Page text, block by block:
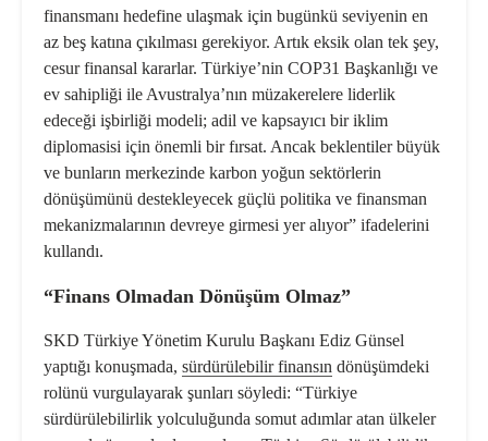
finansmanı hedefine ulaşmak için bugünkü seviyenin en
az beş katına çıkılması gerekiyor. Artık eksik olan tek şey,
cesur finansal kararlar. Türkiye’nin COP31 Başkanlığı ve
ev sahipliği ile Avustralya’nın müzakerelere liderlik
edeceği işbirliği modeli; adil ve kapsayıcı bir iklim
diplomasisi için önemli bir fırsat. Ancak beklentiler büyük
ve bunların merkezinde karbon yoğun sektörlerin
dönüşümünü destekleyecek güçlü politika ve finansman
mekanizmalarının devreye girmesi yer alıyor” ifadelerini
kullandı.
“Finans Olmadan Dönüşüm Olmaz”
SKD Türkiye Yönetim Kurulu Başkanı Ediz Günsel
yaptığı konuşmada, sürdürülebilir finansın dönüşümdeki
rolünü vurgulayarak şunları söyledi: “Türkiye
sürdürülebilirlik yolculuğunda somut adımlar atan ülkeler